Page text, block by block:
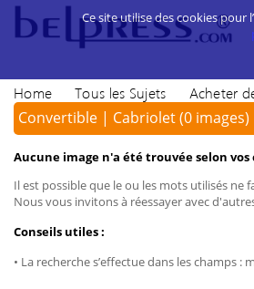
Home Tous les Sujets Acheter
Convertible | Cabriolet(0 images)
Aucune image n'a été trouvée selon
Il est possible que le ou les mots utilisés ne
Nous vous invitons à réessayer avec
Conseils utiles :
• La recherche s’effectue dans les champs
Ce site utilise des cookies pour